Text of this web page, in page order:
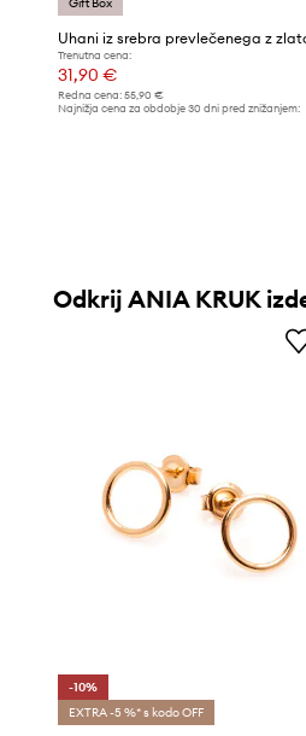
Gift Box
Trenutna cena:
31,90 €
Redna cena: 55,90 €
Najnižja cena za obdobje 30 dni pred znižanjem:
Odkrij ANIA KRUK
-10%
EXTRA -5 %* s kodo OFF